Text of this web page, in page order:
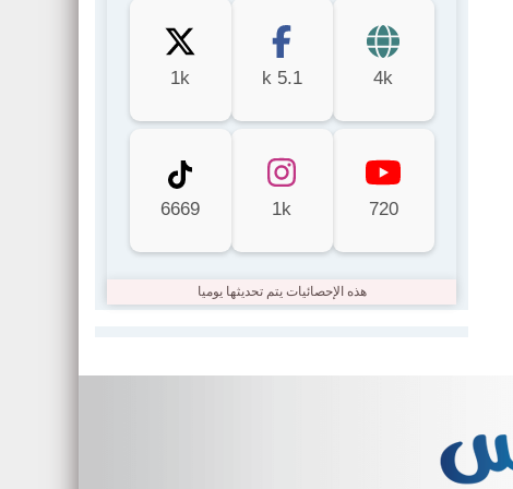
4k
5.1 k
1k
720
1k
6669
هذه الإحصائيات يتم تحديثها يوميا